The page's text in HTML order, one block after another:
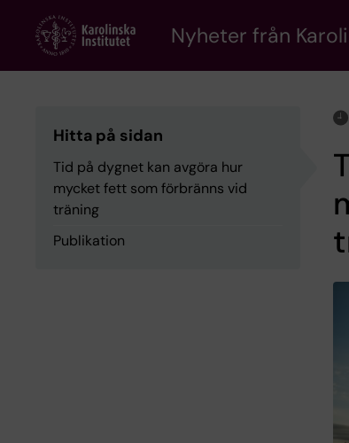
content
Nyheter från
Hitta på sidan
Tid på dygnet kan avgöra hur
mycket fett som förbränns vid
träning
Publikation